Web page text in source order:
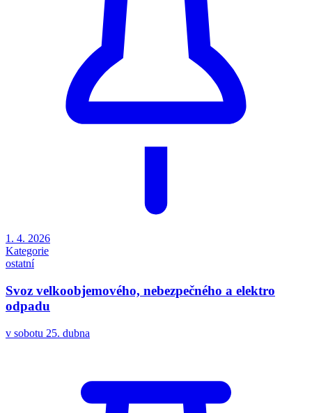
1. 4. 2026
Kategorie
ostatní
Svoz velkoobjemového, nebezpečného a elektro
odpadu
v sobotu 25. dubna